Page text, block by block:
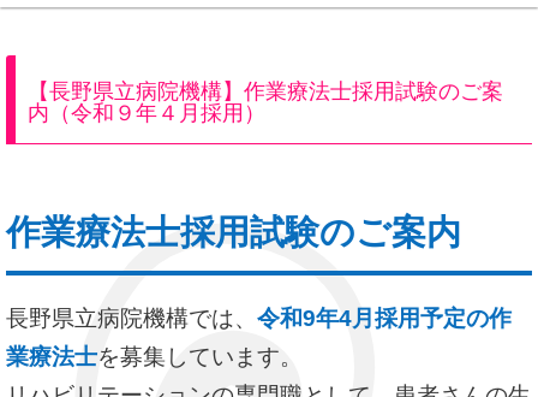
【長野県立病院機構】作業療法士採用試験のご案
内（令和９年４月採用）
作業療法士採用試験のご案内
長野県立病院機構では、 令和9年4月採用予定の作
業療法士を募集しています。